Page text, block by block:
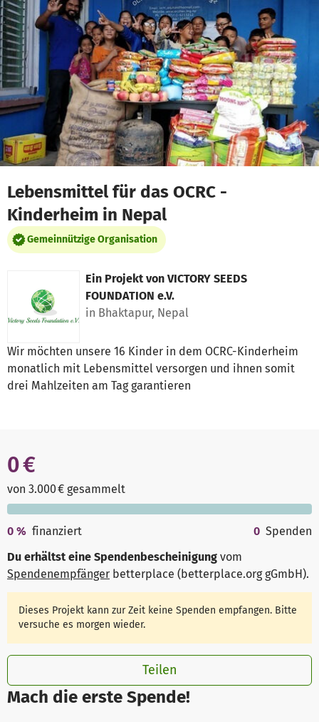
Zum Hauptinhalt springen
Erklärung zur Barrierefreiheit anzeigen
Lebensmittel für das OCRC -
Kinderheim in Nepal
Gemeinnützige Organisation
Ein Projekt von VICTORY SEEDS
FOUNDATION e.V.
in Bhaktapur, Nepal
Wir möchten unsere 16 Kinder in dem OCRC-Kinderheim
monatlich mit Lebensmittel versorgen und ihnen somit
drei Mahlzeiten am Tag garantieren
Mach die erste Spende!
0 €
von 3.000 € gesammelt
0 % finanziert 0 Spenden
Du erhältst eine Spendenbescheinigung vom
Spendenempfänger betterplace (betterplace.org gGmbH).
Dieses Projekt kann zur Zeit keine Spenden empfangen. Bitte
versuche es morgen wieder.
Teilen